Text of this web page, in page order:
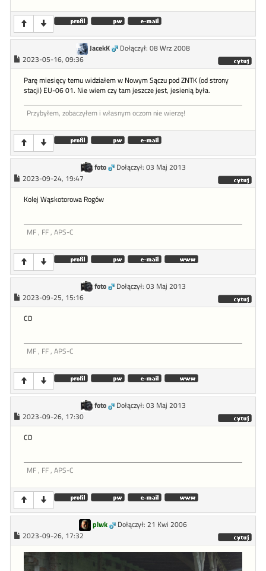
JacekK
Dołączył: 08 Wrz 2008
2023-05-16, 09:36
Parę miesięcy temu widziałem w Nowym Sączu pod ZNTK (od strony
stacji) EU-06 01. Nie wiem czy tam jeszcze jest, jesienią była.
Przybyłem, zobaczyłem i własnym oczom nie wierzę!
foto
Dołączył: 03 Maj 2013
2023-09-24, 19:47
Kolej Wąskotorowa Rogów
MF , FF , APS-C
foto
Dołączył: 03 Maj 2013
2023-09-25, 15:16
CD
MF , FF , APS-C
foto
Dołączył: 03 Maj 2013
2023-09-26, 17:30
CD
MF , FF , APS-C
plwk
Dołączył: 21 Kwi 2006
2023-09-26, 17:32